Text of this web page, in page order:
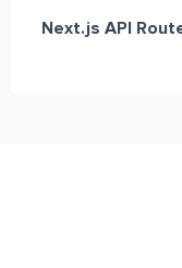
Next.js API